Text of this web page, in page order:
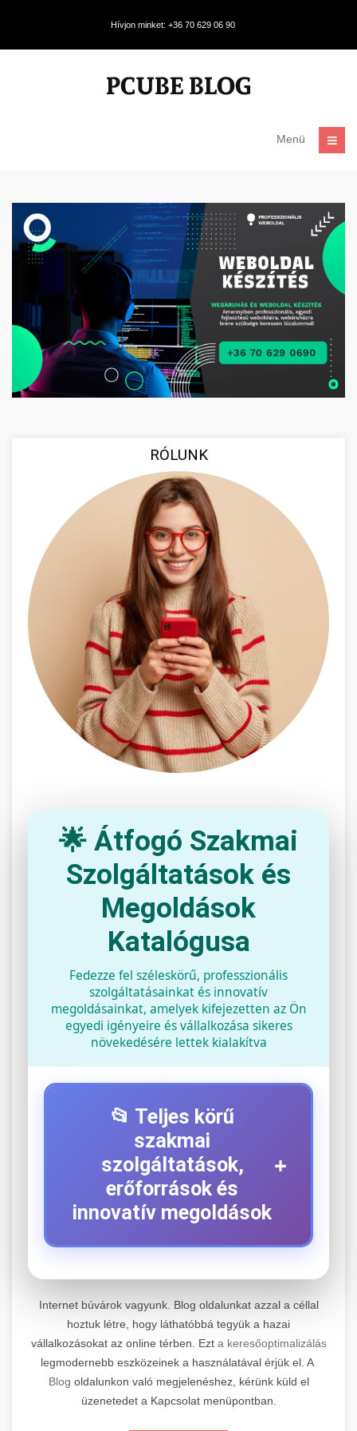
Hívjon minket: +36 70 629 06 90
Menü
RÓLUNK
🌟 Átfogó Szakmai
Szolgáltatások és
Megoldások
Katalógusa
Fedezze fel széleskörű, professzionális
szolgáltatásainkat és innovatív
megoldásainkat, amelyek kifejezetten az Ön
egyedi igényeire és vállalkozása sikeres
növekedésére lettek kialakítva
📂 Teljes körű
szakmai
szolgáltatások,
erőforrások és
innovatív megoldások
+
+
Kiemelkedő szakértelemmel rendelkező
elektromos roller javítási és átfogó
karbantartási szolgáltatásokat kínálunk minden
jelentős gyártó és modell számára. Tapasztalt
technikusaink a legmodernebb diagnosztikai
📊 2. Online Marketing
Ügynökség
+
Átfogó és eredményorientált online marketing
Internet búvárok vagyunk. Blog oldalunkat azzal a céllal
hoztuk létre, hogy láthatóbbá tegyük a hazai
vállalkozásokat az online térben. Ezt a keresőoptimalizálás
legmodernebb eszközeinek a használatával érjük el. A
Blog oldalunkon való megjelenéshez, kérünk küld el
üzenetedet a Kapcsolat menüpontban.